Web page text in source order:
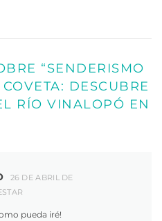
“SENDERISMO
DESCUBRE
RÍO VINALOPÓ EN
26 DE ABRIL DE
pueda iré!